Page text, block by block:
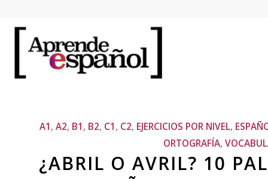
A1 , A2, B1 , B2, C1 , C2, EJERCICIOS POR NIVEL,
ORTOGRAFÍA,
¿ABRIL O AVRIL? 10